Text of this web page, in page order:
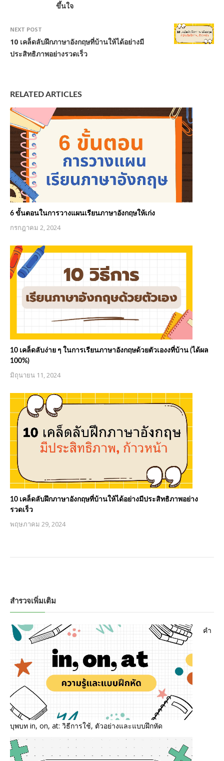
ขึ้นใจ
NEXT POST
10 เคล็ดลับฝึกภาษาอังกฤษที่บ้านให้ได้อย่างมี
ประสิทธิภาพอย่างรวดเร็ว
RELATED ARTICLES
6 ขั้นตอนในการวางแผนเรียนภาษาอังกฤษให้เก่ง
กรกฎาคม 2, 2024
10 เคล็ดลับง่าย ๆ ในการเรียนภาษาอังกฤษด้วยตัวเองงที่บ้าน (ได้ผล
100%)
มิถุนายน 11, 2024
10 เคล็ดลับฝึกภาษาอังกฤษที่บ้านให้ได้อย่างมีประสิทธิภาพอย่าง
รวดเร็ว
พฤษภาคม 29, 2024
สำรวจเพิ่มเติม
คำ
บุพบท in, on, at: วิธีการใช้, ตัวอย่างและแบบฝึกหัด